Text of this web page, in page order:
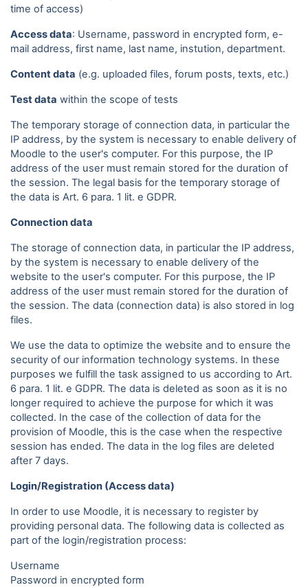
time of access)
Access data: Username, password in encrypted form, e-
mail address, first name, last name, instution, department.
Content data (e.g. uploaded files, forum posts, texts, etc.)
Test data within the scope of tests
The temporary storage of connection data, in particular the
IP address, by the system is necessary to enable delivery of
Moodle to the user's computer. For this purpose, the IP
address of the user must remain stored for the duration of
the session. The legal basis for the temporary storage of
the data is Art. 6 para. 1 lit. e GDPR.
Connection data
The storage of connection data, in particular the IP address,
by the system is necessary to enable delivery of the
website to the user's computer. For this purpose, the IP
address of the user must remain stored for the duration of
the session. The data (connection data) is also stored in log
files.
We use the data to optimize the website and to ensure the
security of our information technology systems. In these
purposes we fulfill the task assigned to us according to Art.
6 para. 1 lit. e GDPR. The data is deleted as soon as it is no
longer required to achieve the purpose for which it was
collected. In the case of the collection of data for the
provision of Moodle, this is the case when the respective
session has ended. The data in the log files are deleted
after 7 days.
Login/Registration (Access data)
In order to use Moodle, it is necessary to register by
providing personal data. The following data is collected as
part of the login/registration process:
Username
Password in encrypted form